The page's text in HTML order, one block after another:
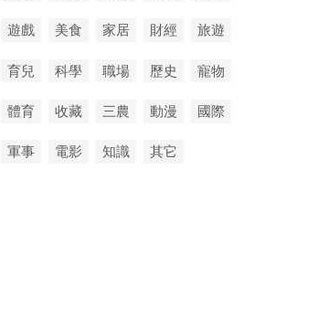
遊戲 美食 家居 財經 旅遊
育兒 科學 職場 歷史 寵物
體育 收藏 三農 動漫 國際
軍事 電影 知識 其它